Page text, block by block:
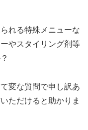
れる特殊メニューな
やスタイリング剤等
変な質問で申し訳あ
ただけると助かりま